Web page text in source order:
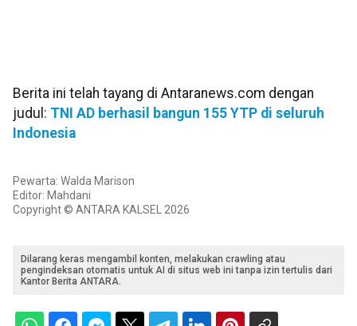
Berita ini telah tayang di Antaranews.com dengan
judul: TNI AD berhasil bangun 155 YTP di seluruh
Indonesia
Pewarta: Walda Marison
Editor: Mahdani
Copyright © ANTARA KALSEL 2026
Dilarang keras mengambil konten, melakukan crawling atau
pengindeksan otomatis untuk AI di situs web ini tanpa izin tertulis dari
Kantor Berita ANTARA.